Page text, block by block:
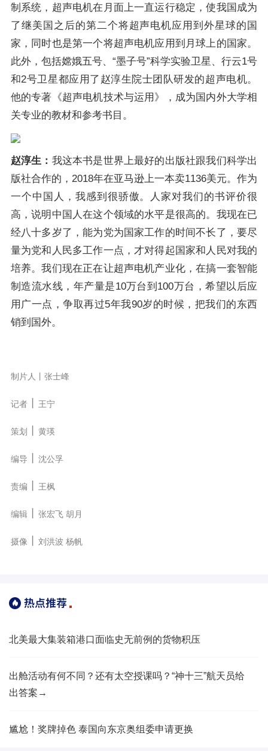
制系统，超声电机在月面上一直运行稳定，使我国成为
了继美国之后的第二个将超声电机应用到外星球的国
家，同时也是第一个将超声电机应用到月球上的国家。
此外，包括嫦娥五号、“墨子号”科学实验卫星、行云1号
和2号卫星都应用了赵淳生院士团队研发的超声电机。
他的专著《超声电机技术与运用》，成为国内外大学相
关专业的教材和参考书目。
赵淳生： 我这本书是世界上最好的出版社跟我们科学出
版社合作的，2018年在亚马逊上一本卖1136美元。作为
一个中国人，我感到很骄傲。人家对我们的书评价很
高，说明中国人在这个领域的水平是很高的。我现在已
经八十多岁了，能为党为国家工作的时间不长了，要尽
量为党和人民多工作一点，才对得起国家和人民对我的
培养。我们现在正在让超声电机产业化，在搞一套智能
制造流水线，年产量是10万台到100万台，希望以后应
用广一点，争取再过5年我90岁的时候，把我们的东西
销到国外。
制片人丨张士峰
记者丨 王宁
策划 黄瑛
编导 沈公孚
责编 王枫
编辑 张宏飞 胡月
摄像 刘洪波 杨帆
北美最大集装箱港口面临史无前例的货物积压
出舱活动有何不同？还有太空授课吗？“神十三”航天员给
出答案→
尴尬！奖牌掉色 泰国向东京奥组委申请更换